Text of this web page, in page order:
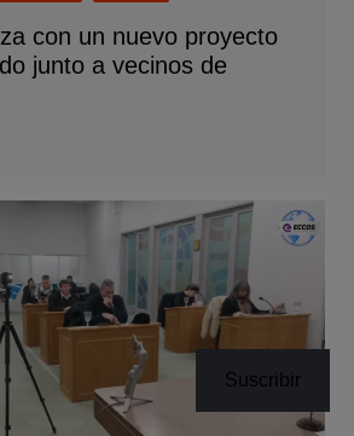
con un nuevo proyecto
junto a vecinos de
Suscribir